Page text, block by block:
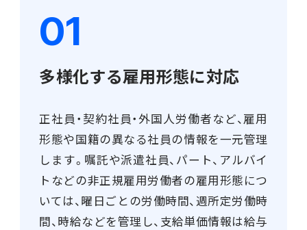
人事・給与
個人番号管理
給与明細閲覧
健康経営支援サービス
「Uwell（ユーウェル）」
経営課題別オファリング
多様化する雇用形態に対応
正社員・契約社員・外国人労働者など、雇用
形態や国籍の異なる社員の情報を一元管理
します。嘱託や派遣社員、パート、アルバイ
トなどの非正規雇用労働者の雇用形態につ
いては、曜日ごとの労働時間、週所定労働時
間、時給などを管理し、支給単価情報は給与